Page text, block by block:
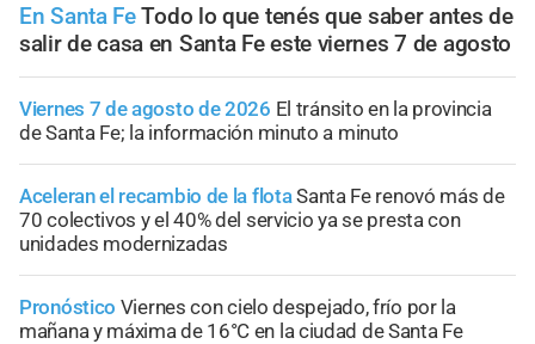
En Santa FeTodo lo que tenés que saber antes de
salir de casa en Santa Fe este viernes 7 de agosto
Viernes 7 de agosto de 2026 El tránsito en la provincia
de Santa Fe; la información minuto a minuto
Aceleran el recambio de la flotaSanta Fe renovó más de
70 colectivos y el 40% del servicio ya se presta con
unidades modernizadas
Pronóstico Viernes con cielo despejado, frío por la
mañana y máxima de 16°C en la ciudad de Santa Fe